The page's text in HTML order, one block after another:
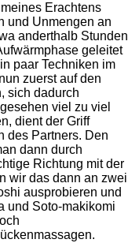
Erachtens
und Unmengen an
anderthalb Stunden
geleitet
paar Techniken im
zuerst auf den
sich dadurch
viel zu viel
dient der Griff
des Partners. Den
dann durch
Richtung mit der
wir das dann an zwei
ausprobieren und
und Soto-makikomi